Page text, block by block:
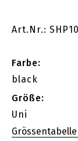
Art.Nr.:
Farbe:
black
Größe:
Uni